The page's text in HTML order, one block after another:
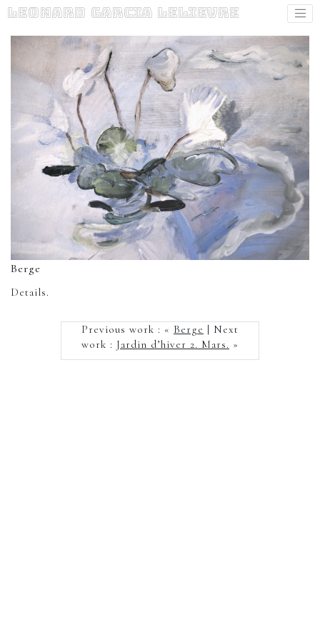
Leonard Garcia Lelievre
Berge
Details.
Previous work : « Berge | Next
work : Jardin d’hiver 2. Mars. »